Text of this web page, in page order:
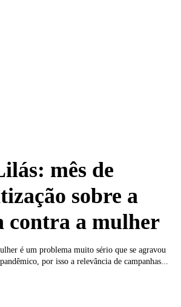
mês de
sobre a
contra a mulher
é um problema muito sério que se agravou
por isso a relevância de campanhas...